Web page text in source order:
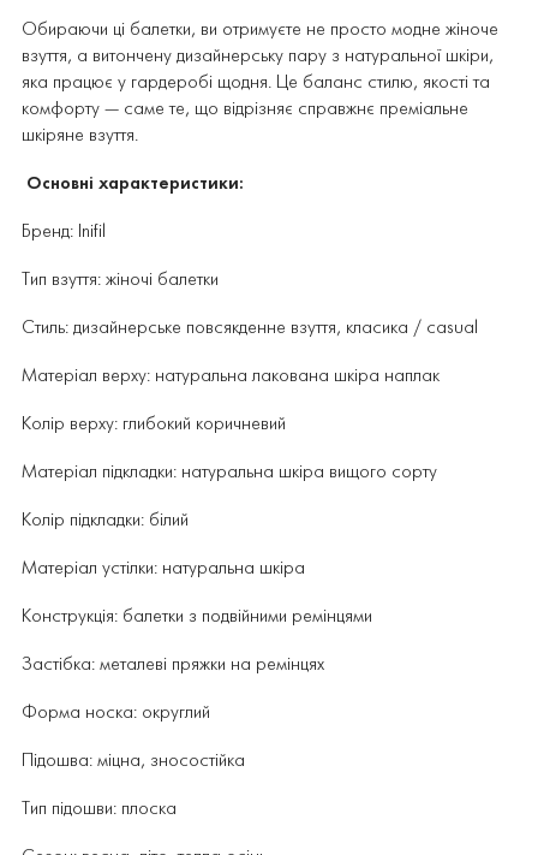
Обираючи ці балетки, ви отримуєте не просто модне жіноче
взуття, а витончену дизайнерську пару з натуральної шкіри,
яка працює у гардеробі щодня. Це баланс стилю, якості та
комфорту — саме те, що відрізняє справжнє преміальне
шкіряне взуття.
Основні характеристики:
Бренд: Inifil
Тип взуття: жіночі балетки
Стиль: дизайнерське повсякденне взуття, класика / casual
Матеріал верху: натуральна лакована шкіра наплак
Колір верху: глибокий коричневий
Матеріал підкладки: натуральна шкіра вищого сорту
Колір підкладки: білий
Матеріал устілки: натуральна шкіра
Конструкція: балетки з подвійними ремінцями
Застібка: металеві пряжки на ремінцях
Форма носка: округлий
Підошва: міцна, зносостійка
Тип підошви: плоска